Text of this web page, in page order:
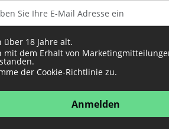
über 18 Jahre alt.
mit dem Erhalt von
der Cookie-Richtlinie zu.
Anmelden